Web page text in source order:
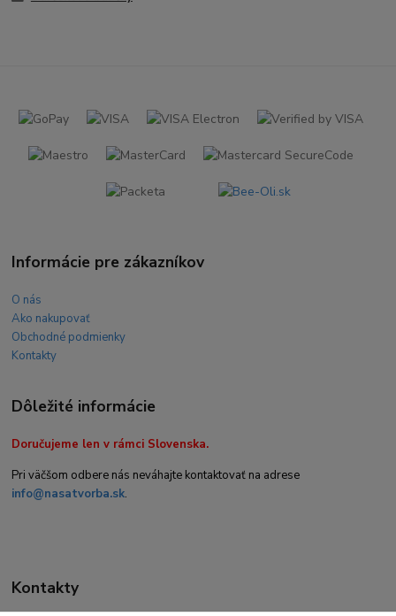
Informácie pre zákazníkov
O nás
Ako nakupovať
Obchodné podmienky
Kontakty
Dôležité informácie
Doručujeme len v rámci Slovenska.
Pri väčšom odbere nás neváhajte kontaktovať na adrese
info@nasatvorba.sk.
Kontakty